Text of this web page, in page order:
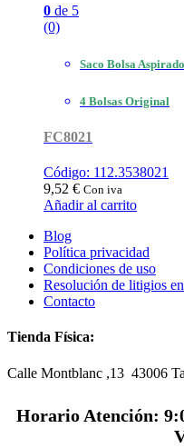
0 de 5
(0)
Saco Bolsa
4 Bolsas Original
FC8021
Código: 112.3538021
9,52 € Con iva
Añadir al carrito
Blog
Política privacidad
Condiciones de uso
Resolución de litigios
Contacto
Tienda Física:
Calle Montblanc ,13 43006
Horario Atención: